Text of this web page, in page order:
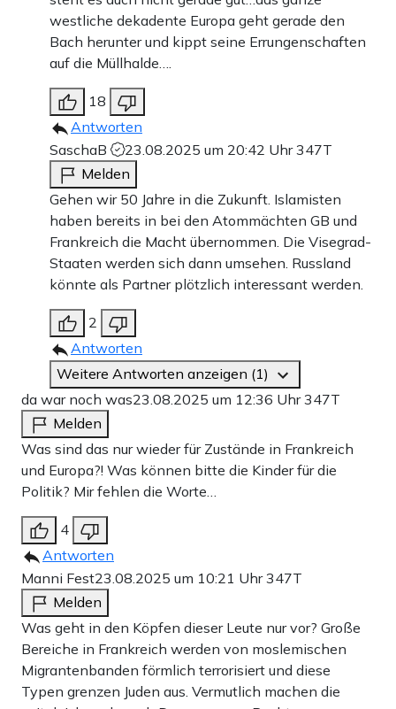
westliche dekadente Europa geht gerade den
Bach herunter und kippt seine Errungenschaften
auf die Müllhalde….
18
Antworten
SaschaB
23.08.2025 um 20:42 Uhr347T
Melden
Gehen wir 50 Jahre in die Zukunft. Islamisten
haben bereits in bei den Atommächten GB und
Frankreich die Macht übernommen. Die Visegrad-
Staaten werden sich dann umsehen. Russland
könnte als Partner plötzlich interessant werden.
2
Antworten
Weitere Antworten anzeigen (1)
da war noch was23.08.2025 um 12:36 Uhr347T
Melden
Was sind das nur wieder für Zustände in Frankreich
und Europa?! Was können bitte die Kinder für die
Politik? Mir fehlen die Worte…
4
Antworten
Manni Fest23.08.2025 um 10:21 Uhr347T
Melden
Was geht in den Köpfen dieser Leute nur vor? Große
Bereiche in Frankreich werden von moslemischen
Migrantenbanden förmlich terrorisiert und diese
Typen grenzen Juden aus. Vermutlich machen die